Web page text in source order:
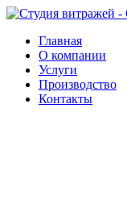
Главная
О компании
Услуги
Производство
Контакты